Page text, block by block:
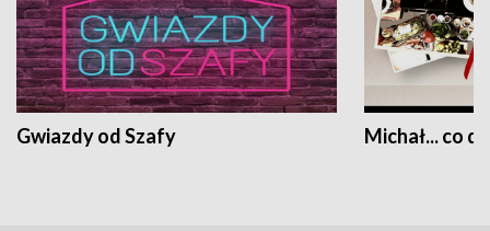
Gwiazdy od Szafy Michał... co